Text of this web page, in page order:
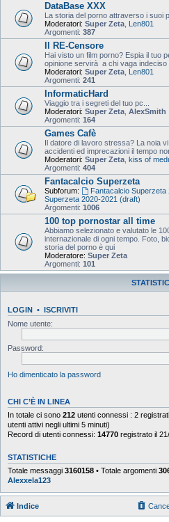
DataBase XXX
La storia del porno attraverso i suoi
Moderatori: Super Zeta Len801
Argomenti: 387
Il RE-Censore
Hai visto un film porno? Espia il tuo
opinione servirà a chi vaga indeciso
Moderatori: Super Zeta Len801
Argomenti: 241
InformaticHard
Viaggio tra i segreti del tuo pc...
Moderatori: Super Zeta AlexSmith
Argomenti: 164
Games Cafè
Il datore di lavoro stressa? La noia
accidenti ed imprecazioni il tempo
Moderatori: Super Zeta kiss of
Argomenti: 404
Fantacalcio Superzeta
Subforum: Fantacalcio Superzeta
Superzeta 2020-2021 (draft)
Argomenti: 1006
100 top pornostar all time
Abbiamo selezionato e valutato le
internazionale di ogni tempo. Foto,
storia del porno è qui
Moderatore: Super Zeta
Argomenti: 101
LOGIN • ISCRIVITI
Nome utente:
Password:
Ho dimenticato la password
CHI C’È IN LINEA
In totale ci sono 212 utenti connessi : 2
utenti attivi negli ultimi 5 minuti)
Record di utenti connessi: 14770 registrato il
STATISTICHE
Totale messaggi 3160158 • Totale argomenti
Alexxela123
Indice